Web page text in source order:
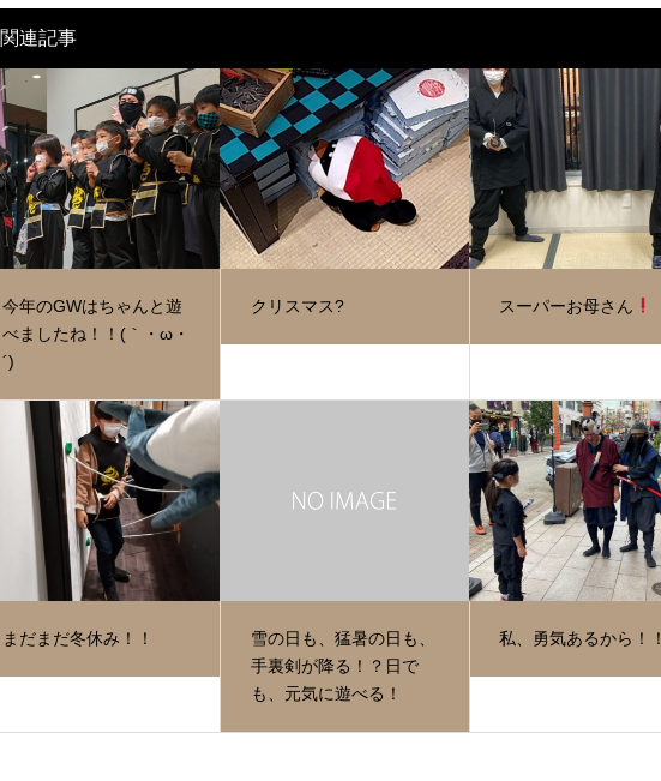
関連記事
今年のGWはちゃんと遊
べましたね！！(｀・ω・
´)
クリスマス? スーパーお母さん
まだまだ冬休み！！
雪の日も、猛暑の日も、
手裏剣が降る！？日で
も、元気に遊べる！
私、勇気あるから！！